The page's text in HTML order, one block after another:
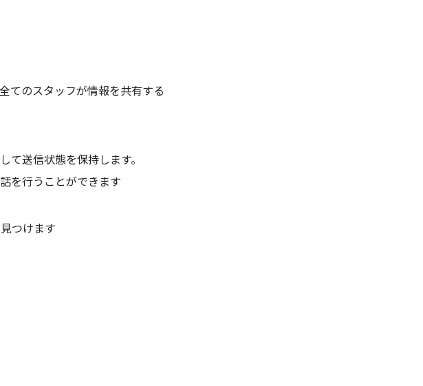
てのスタッフが情報を共有する
送信状態を保持します。
を行うことができます
つけます